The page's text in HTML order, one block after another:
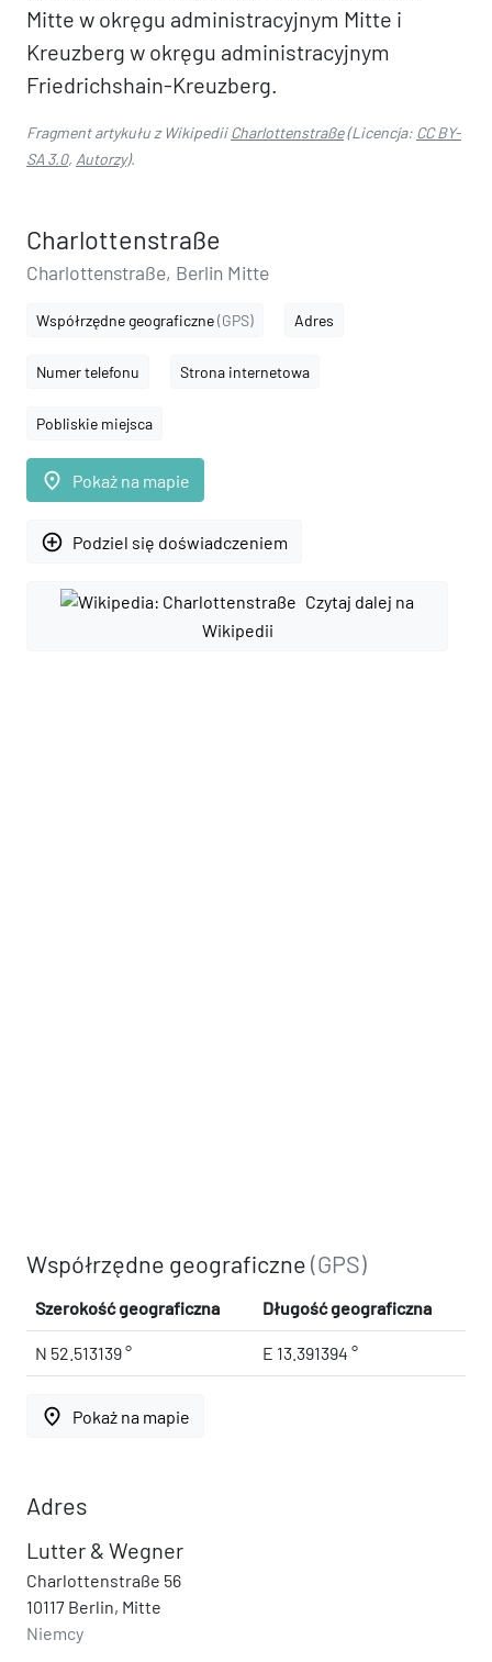
Mitte w okręgu administracyjnym Mitte i
Kreuzberg w okręgu administracyjnym
Friedrichshain-Kreuzberg.
Fragment artykułu z WikipediiCharlottenstraße(Licencja: CC BY-
SA 3.0, Autorzy).
Charlottenstraße
Charlottenstraße, Berlin Mitte
Współrzędne geograficzne(GPS) Adres
Numer telefonu Strona internetowa
Pobliskie miejsca
place Pokaż na mapie
add_circle_outline Podziel się doświadczeniem
Czytaj dalej na
Wikipedii
Współrzędne geograficzne(GPS)
Szerokość geograficzna Długość geograficzna
N 52.513139 ° E 13.391394 °
place Pokaż na mapie
Adres
Lutter & Wegner
Charlottenstraße 56
10117 Berlin, Mitte
Niemcy